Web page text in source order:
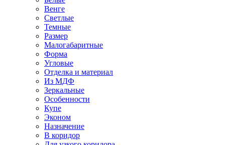
Венге
Светлые
Темные
Размер
Малогабаритные
Форма
Угловые
Отделка и материал
Из МДФ
Зеркальные
Особенности
Купе
Эконом
Назначение
В коридор